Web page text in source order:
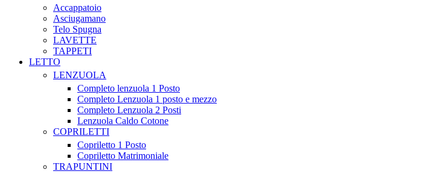
Accappatoio
Asciugamano
Telo Spugna
LAVETTE
TAPPETI
LETTO
LENZUOLA
Completo lenzuola 1 Posto
Completo Lenzuola 1 posto e mezzo
Completo Lenzuola 2 Posti
Lenzuola Caldo Cotone
COPRILETTI
Copriletto 1 Posto
Copriletto Matrimoniale
TRAPUNTINI